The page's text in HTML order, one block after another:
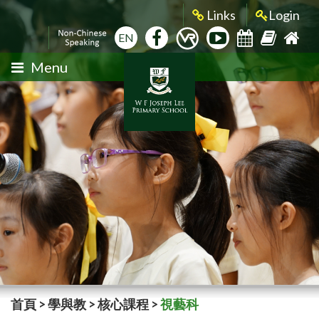
Links Login
EN
Menu
首頁 >學與教 >核心課程 >視藝科